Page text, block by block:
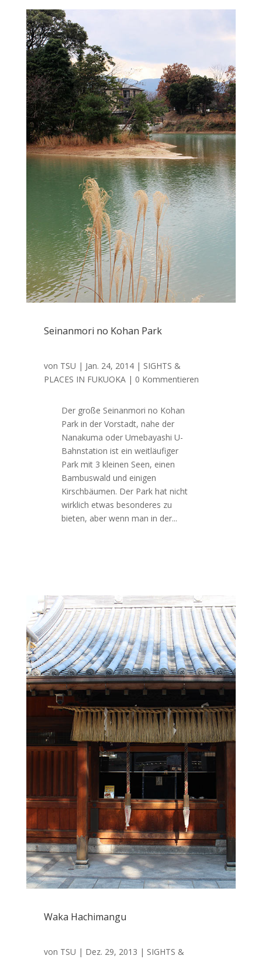
Seinanmori no Kohan Park
von TSU | Jan. 24, 2014| SIGHTS &
PLACES IN FUKUOKA| 0 Kommentieren
Der große Seinanmori no Kohan
Park in der Vorstadt, nahe der
Nanakuma oder Umebayashi U-
Bahnstation ist ein weitläufiger
Park mit 3 kleinen Seen, einen
Bambuswald und einigen
Kirschbäumen. Der Park hat nicht
wirklich etwas besonderes zu
bieten, aber wenn man in der...
Waka Hachimangu
von TSU | Dez. 29, 2013 | SIGHTS &